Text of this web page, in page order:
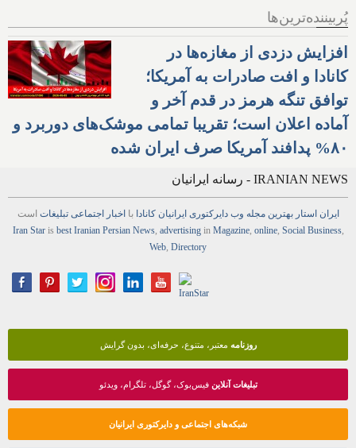
پُربیننده‌ترین‌ها
افزایش دزدی از مغازه‌ها در
کانادا و افت صادرات به آمریکا؛
توافق تنگه هرمز در قدم آخر و
آماده اعلان است؛ تقریبا تمامی موشک‌های دوربرد و
۸۰% پدافند آمریکا صرف ایران شده
IRANIAN NEWS - رسانه ایرانیان
ایران استار بهترین مجله وب دایرکتوری ایرانیان کانادا بااخبار اجتماعی تبلیغات است
Iran Staris best Iranian Persian News, advertisingin Magazine, online, Social Business,
Web Directory
روزنامه معتبر، متنوع، حرفه‌ای، بدون گرایش
تبلیغات آنلاینفیس‌بوک، گوگل، تلگرام، ویدئو
شبکه‌های اجتماعی و دایرکتوری ایرانیان